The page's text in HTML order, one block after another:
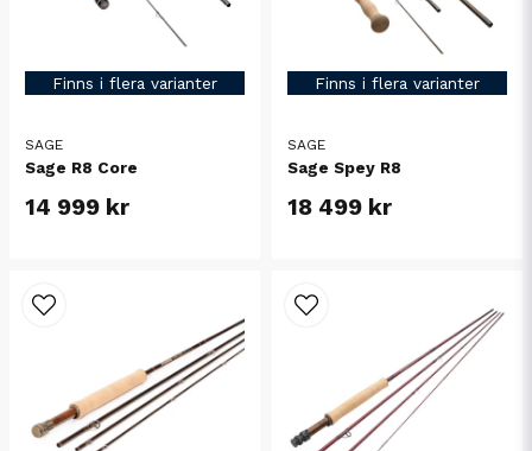
Finns i flera varianter
SAGE
Sage R8 Core
14 999 kr
Finns i flera varianter
SAGE
Sage Spey R8
18 499 kr